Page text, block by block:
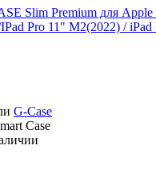
G-Case
Case